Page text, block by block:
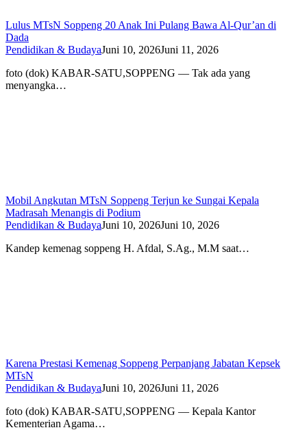
Lulus MTsN Soppeng 20 Anak Ini Pulang Bawa Al-Qur’an di
Dada
Pendidikan & BudayaJuni 10, 2026Juni 11, 2026
foto (dok) KABAR-SATU,SOPPENG — Tak ada yang
menyangka…
Mobil Angkutan MTsN Soppeng Terjun ke Sungai Kepala
Madrasah Menangis di Podium
Pendidikan & BudayaJuni 10, 2026Juni 10, 2026
Kandep kemenag soppeng H. Afdal, S.Ag., M.M saat…
Karena Prestasi Kemenag Soppeng Perpanjang Jabatan Kepsek
MTsN
Pendidikan & BudayaJuni 10, 2026Juni 11, 2026
foto (dok) KABAR-SATU,SOPPENG — Kepala Kantor
Kementerian Agama…